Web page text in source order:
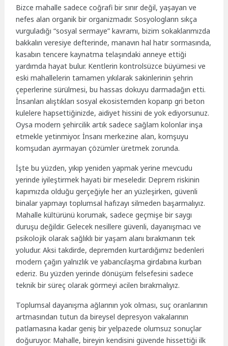
Bizce mahalle sadece coğrafi bir sınır değil, yaşayan ve
nefes alan organik bir organizmadır. Sosyologların sıkça
vurguladığı “sosyal sermaye” kavramı, bizim sokaklarımızda
bakkalın veresiye defterinde, manavın hal hatır sormasında,
kasabın tencere kaynatma telaşındaki anneye ettiği
yardımda hayat bulur. Kentlerin kontrolsüzce büyümesi ve
eski mahallelerin tamamen yıkılarak sakinlerinin şehrin
çeperlerine sürülmesi, bu hassas dokuyu darmadağın etti.
İnsanları alıştıkları sosyal ekosistemden koparıp gri beton
kulelere hapsettiğinizde, aidiyet hissini de yok ediyorsunuz.
Oysa modern şehircilik artık sadece sağlam kolonlar inşa
etmekle yetinmiyor. İnsanı merkezine alan, komşuyu
komşudan ayırmayan çözümler üretmek zorunda.
İşte bu yüzden, yıkıp yeniden yapmak yerine mevcudu
yerinde iyileştirmek hayati bir meseledir. Deprem riskinin
kapımızda olduğu gerçeğiyle her an yüzleşirken, güvenli
binalar yapmayı toplumsal hafızayı silmeden başarmalıyız.
Mahalle kültürünü korumak, sadece geçmişe bir saygı
duruşu değildir. Gelecek nesillere güvenli, dayanışmacı ve
psikolojik olarak sağlıklı bir yaşam alanı bırakmanın tek
yoludur. Aksi takdirde, depremden kurtardığımız bedenleri
modern çağın yalnızlık ve yabancılaşma girdabına kurban
ederiz. Bu yüzden yerinde dönüşüm felsefesini sadece
teknik bir süreç olarak görmeyi acilen bırakmalıyız.
Toplumsal dayanışma ağlarının yok olması, suç oranlarının
artmasından tutun da bireysel depresyon vakalarının
patlamasına kadar geniş bir yelpazede olumsuz sonuçlar
doğuruyor. Mahalle, bireyin kendisini güvende hissettiği ilk